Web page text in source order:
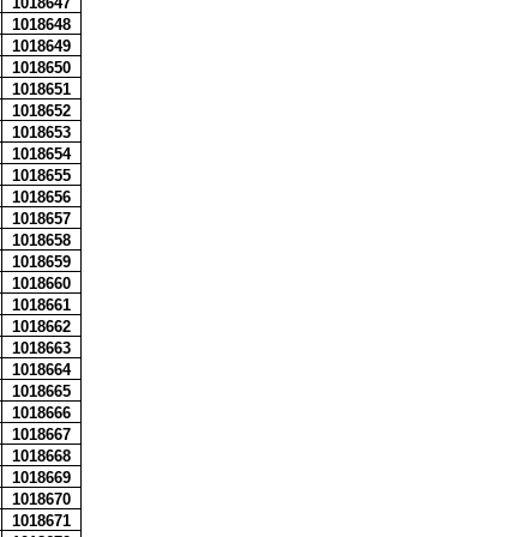
1018648
1018649
1018650
1018651
1018652
1018653
1018654
1018655
1018656
1018657
1018658
1018659
1018660
1018661
1018662
1018663
1018664
1018665
1018666
1018667
1018668
1018669
1018670
1018671